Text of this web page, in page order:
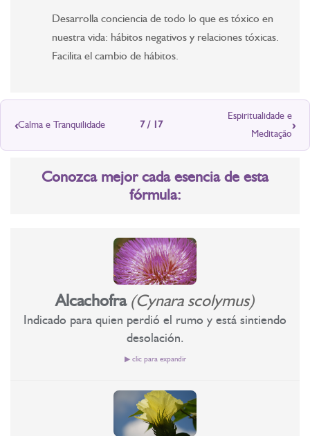
Desarrolla conciencia de todo lo que es tóxico en
nuestra vida: hábitos negativos y relaciones tóxicas.
Facilita el cambio de hábitos.
‹Calma e Tranquilidade 7 / 17
Espiritualidade e
Meditação
›
Conozca mejor cada esencia de esta
fórmula:
Alcachofra (Cynara scolymus)
Indicado para quien perdió el rumo y está sintiendo
desolación.
▶ clic para expandir
Recomendado para aquellos que han perdido el rumbo y se